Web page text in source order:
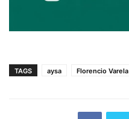
TAGS aysa Florencio Varela